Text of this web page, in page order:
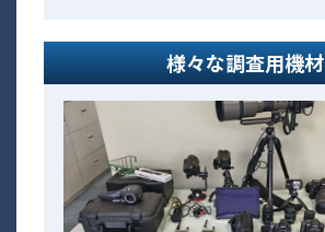
様々な調査用機材